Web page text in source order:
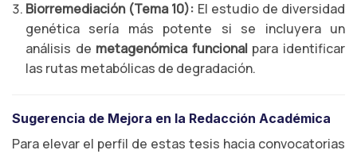
Biorremediación (Tema 10): El estudio de diversidad
genética sería más potente si se incluyera un
análisis de metagenómica funcionalpara identificar
las rutas metabólicas de degradación.
Sugerencia de Mejora en la Redacción Académica
Para elevar el perfil de estas tesis hacia convocatorias